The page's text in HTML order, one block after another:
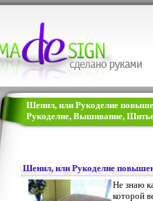
Шенил, или Рукоделие
Рукоделие, Вышивание,
Шенил, или Рукоделие
Не знаю
которой